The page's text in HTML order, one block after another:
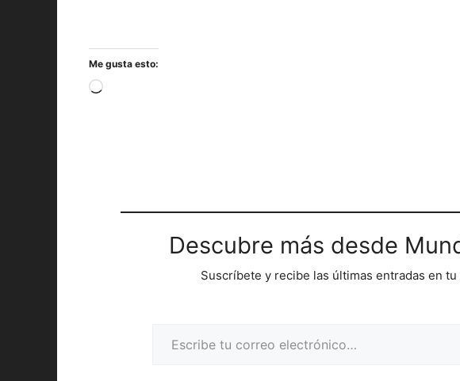
Me gusta esto:
Cargando...
Descubre más desde
Suscríbete y recibe las últimas entradas en